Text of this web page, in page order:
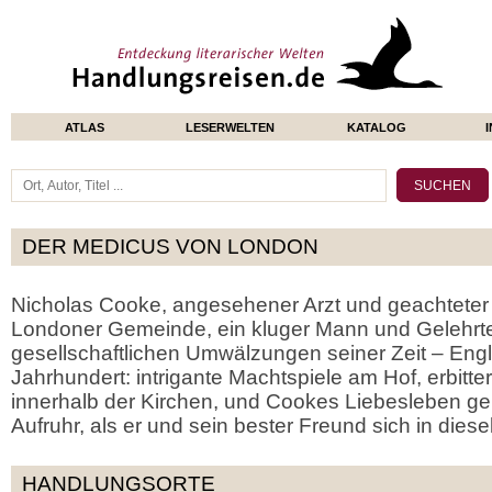
ATLAS LESERWELTEN KATALOG
DER MEDICUS VON LONDON
Nicholas Cooke, angesehener Arzt und
Londoner Gemeinde, ein kluger Mann und
gesellschaftlichen Umwälzungen seiner Zeit –
Jahrhundert: intrigante Machtspiele am Hof,
innerhalb der Kirchen, und Cookes Liebesleben
Aufruhr, als er und sein bester Freund sich in
HANDLUNGSORTE